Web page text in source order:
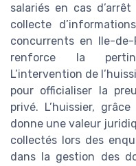
salariés en cas
collecte
concurrents en Ile-
renforce la
L’intervention de
pour officialiser la
privé. L’huissier,
donne une valeur
collectés lors des
dans la gestion des